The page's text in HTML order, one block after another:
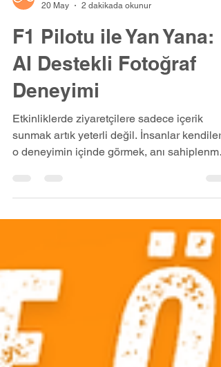
20 May
2 dakikada okunur
F1 Pilotu ile Yan Yana:
AI Destekli Fotoğraf
Deneyimi
Etkinliklerde ziyaretçilere sadece içerik
sunmak artık yeterli değil. İnsanlar
ve paylaşmak istiyor. KarıncaEvent olarak
Deneyimi, katılımcıları saniyeler içinde bir
yarış pistine taşıyor ve onları favori
pilotlarıyla aynı kareye sokuyor.